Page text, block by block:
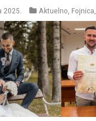
2025. Aktuelno Fojnica